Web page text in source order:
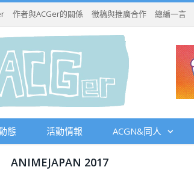
作者與ACGer的關係 徵稿與推廣合作 總編一言
態 活動情報 ACGN&同人
ANIMEJAPAN 2017